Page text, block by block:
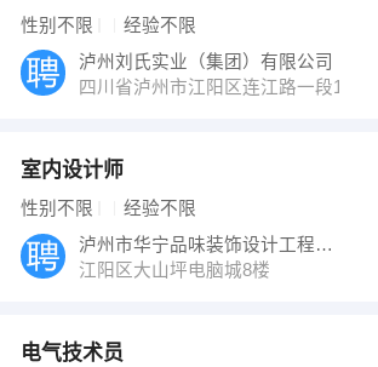
性别不限 经验不限
泸州刘氏实业（集团）有限公司
四川省泸州市江阳区连江路一段109号
室内设计师
性别不限 经验不限
泸州市华宁品味装饰设计工程有限公司
江阳区大山坪电脑城8楼
电气技术员